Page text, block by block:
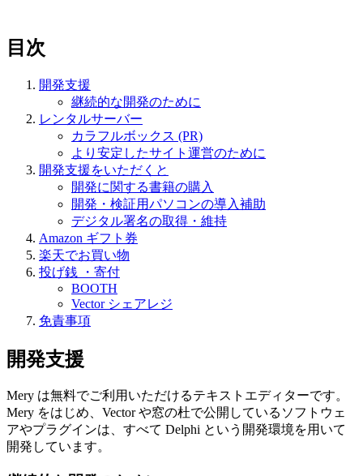
目次
開発支援
継続的な開発のために
レンタルサーバー
カラフルボックス (PR)
より安定したサイト運営のために
開発支援をいただくと
開発に関する書籍の購入
開発・検証用パソコンの導入補助
デジタル署名の取得・維持
Amazon ギフト券
楽天でお買い物
投げ銭 ・寄付
BOOTH
Vector シェアレジ
免責事項
開発支援
Mery は無料でご利用いただけるテキストエディターです。
Mery をはじめ、Vector や窓の杜で公開しているソフトウェ
アやプラグインは、すべて Delphi という開発環境を用いて
開発しています。